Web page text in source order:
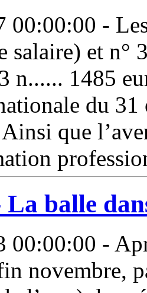
00:00:00 -
salaire) et n°
n...... 1485
du 31
Ainsi que
La balle
00:00:00 -
novembre,